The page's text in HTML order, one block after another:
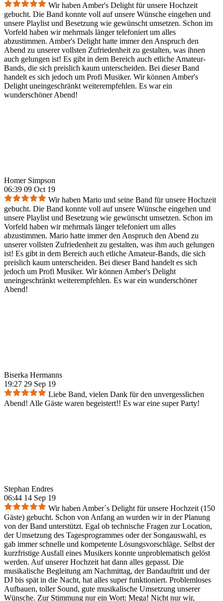
Wir haben Amber's Delight für unsere Hochzeit
gebucht. Die Band konnte voll auf unsere Wünsche eingehen und
unsere Playlist und Besetzung wie gewünscht umsetzen. Schon im
Vorfeld haben wir mehrmals länger telefoniert um alles
abzustimmen. Amber's Delight hatte immer den Anspruch den
Abend zu unserer vollsten Zufriedenheit zu gestalten, was ihnen
auch gelungen ist! Es gibt in dem Bereich auch etliche Amateur-
Bands, die sich preislich kaum unterscheiden. Bei dieser Band
handelt es sich jedoch um Profi Musiker. Wir können Amber's
Delight uneingeschränkt weiterempfehlen. Es war ein
wunderschöner Abend!
Homer Simpson
06:39 09 Oct 19
Wir haben Mario und seine Band für unsere Hochzeit
gebucht. Die Band konnte voll auf unsere Wünsche eingehen und
unsere Playlist und Besetzung wie gewünscht umsetzen. Schon im
Vorfeld haben wir mehrmals länger telefoniert um alles
abzustimmen. Mario hatte immer den Anspruch den Abend zu
unserer vollsten Zufriedenheit zu gestalten, was ihm auch gelungen
ist! Es gibt in dem Bereich auch etliche Amateur-Bands, die sich
preislich kaum unterscheiden. Bei dieser Band handelt es sich
jedoch um Profi Musiker. Wir können Amber's Delight
uneingeschränkt weiterempfehlen. Es war ein wunderschöner
Abend!
Biserka Hermanns
19:27 29 Sep 19
Liebe Band, vielen Dank für den unvergesslichen
Abend! Alle Gäste waren begeistert!! Es war eine super Party!
Stephan Endres
06:44 14 Sep 19
Wir haben Amber´s Delight für unsere Hochzeit (150
Gäste) gebucht. Schon von Anfang an wurden wir in der Planung
von der Band unterstützt. Egal ob technische Fragen zur Location,
der Umsetzung des Tagesprogrammes oder der Songauswahl, es
gab immer schnelle und kompetente Lösungsvorschläge. Selbst der
kurzfristige Ausfall eines Musikers konnte unproblematisch gelöst
werden. Auf unserer Hochzeit hat dann alles gepasst. Die
musikalische Begleitung am Nachmittag, der Bandauftritt und der
DJ bis spät in die Nacht, hat alles super funktioniert. Problemloses
Aufbauen, toller Sound, gute musikalische Umsetzung unserer
Wünsche. Zur Stimmung nur ein Wort: Mega! Nicht nur wir,